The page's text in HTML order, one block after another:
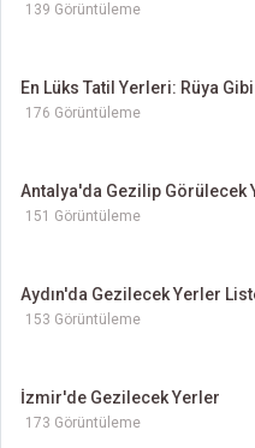
139 Görüntüleme
En Lüks Tatil Yerleri: Rüya
176 Görüntüleme
Antalya'da Gezilip Görülecek
151 Görüntüleme
Aydın'da Gezilecek Yerler
153 Görüntüleme
İzmir'de Gezilecek Yerler
173 Görüntüleme